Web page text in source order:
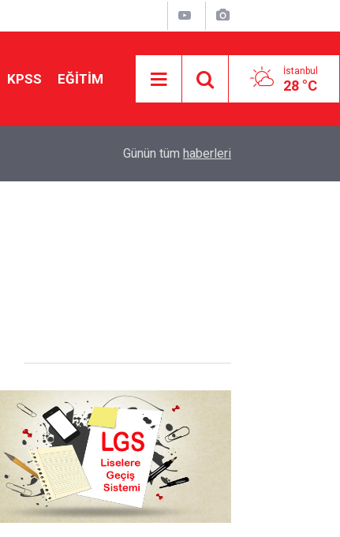
KPSS EĞİTİM İstanbul
28 °C
Yönlendiriyor?
Günün tüm haberleri